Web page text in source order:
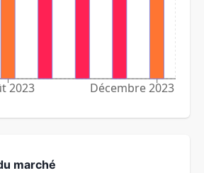
2023 Décembre 2023
marché